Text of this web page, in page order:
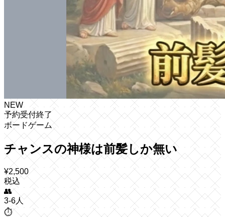
NEW
予約受付終了
ボードゲーム
チャンスの神様は前髪しか無い
¥2,500
税込
👥
3-6人
⏱️